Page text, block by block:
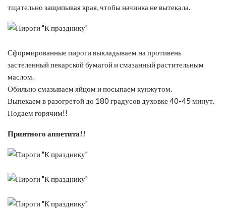
тщательно защипывая края, чтобы начинка не вытекала.
Сформированные пироги выкладываем на противень
застеленный пекарской бумагой и смазанный растительным
маслом.
Обильно смазываем яйцом и посыпаем кунжутом.
Выпекаем в разогретой до 180 градусов духовке 40-45 минут.
Подаем горячим!!
Приятного аппетита!!